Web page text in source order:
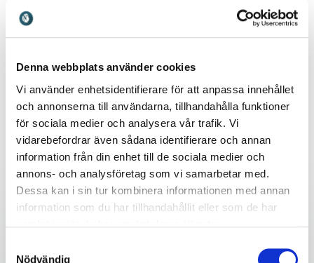
Denna webbplats använder cookies
Vi använder enhetsidentifierare för att anpassa innehållet
och annonserna till användarna, tillhandahålla funktioner
för sociala medier och analysera vår trafik. Vi
vidarebefordrar även sådana identifierare och annan
information från din enhet till de sociala medier och
annons- och analysföretag som vi samarbetar med.
Dessa kan i sin tur kombinera informationen med annan
information som du har tillhandahållit eller som de har
Nödvändig
efterfrågad föreläsare om
hjärnan, lärande och barns
utveckling.
stärker fokus, återhämtning
arbetsvardagen.
Kostnadsfri rådgivning för att hitta
rätt talare
Skicka en förfrågan och få ett snabbt svar!